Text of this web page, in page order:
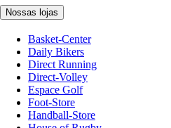
Nossas lojas
Basket-Center
Daily Bikers
Direct Running
Direct-Volley
Espace Golf
Foot-Store
Handball-Store